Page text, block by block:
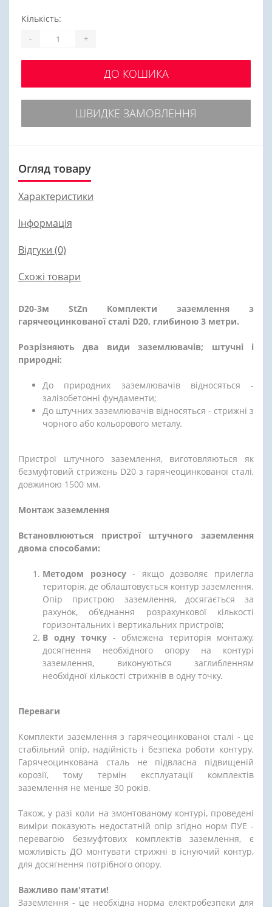
Кількість:
- +
ДО КОШИКА
ШВИДКЕ ЗАМОВЛЕННЯ
Огляд товару
Характеристики
Інформація
Відгуки (0)
Схожі товари
D20-3м StZn Комплекти заземлення з
гарячеоцинкованої сталі D20, глибиною 3 метри.
Розрізняють два види заземлювачів; штучні і
природні:
До природних заземлювачів відносяться -
залізобетонні фундаменти;
До штучних заземлювачів відносяться - стрижні з
чорного або кольорового металу.
Пристрої штучного заземлення, виготовляються як
безмуфтовий стрижень D20 з гарячеоцинкованої сталі,
довжиною 1500 мм.
Монтаж заземлення
Встановлюються пристрої штучного заземлення
двома способами:
Методом розносу- якщо дозволяє прилегла
територія, де облаштовується контур заземлення.
Опір пристрою заземлення, досягається за
рахунок, об'єднання розрахункової кількості
горизонтальних і вертикальних пристроїв;
В одну точку - обмежена територія монтажу,
досягнення необхідного опору на контурі
заземлення, виконуються заглибленням
необхідної кількості стрижнів в одну точку.
Переваги
Комплекти заземлення з гарячеоцинкованої сталі - це
стабільний опір, надійність і безпека роботи контуру.
Гарячеоцинкована сталь не підвласна підвищеній
корозії, тому термін експлуатації комплектів
заземлення не менше 30 років.
Також, у разі коли на змонтованому контурі, проведені
виміри показують недостатній опір згідно норм ПУЕ -
перевагою безмуфтових комплектів заземлення, є
можливість ДО монтувати стрижні в існуючий контур,
для досягнення потрібного опору.
Важливо пам'ятати!
Заземлення - це необхідна норма електробезпеки для